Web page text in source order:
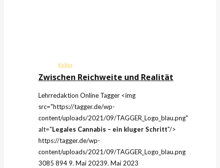
Kultur
Zwischen Reichweite und Realität
Lehrredaktion Online Tagger <img
src="https://tagger.de/wp-
content/uploads/2021/09/TAGGER_Logo_blau.png"
alt="Legales Cannabis – ein kluger Schritt"/>
https://tagger.de/wp-
content/uploads/2021/09/TAGGER_Logo_blau.png
3085 8949. Mai 20239. Mai 2023